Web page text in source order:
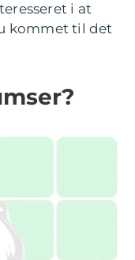
i at
kommet til det